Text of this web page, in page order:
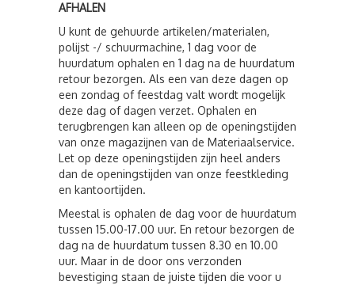
AFHALEN
U kunt de gehuurde artikelen/materialen,
polijst -/ schuurmachine, 1 dag voor de
huurdatum ophalen en 1 dag na de huurdatum
retour bezorgen. Als een van deze dagen op
een zondag of feestdag valt wordt mogelijk
deze dag of dagen verzet. Ophalen en
terugbrengen kan alleen op de openingstijden
van onze magazijnen van de Materiaalservice.
Let op deze openingstijden zijn heel anders
dan de openingstijden van onze feestkleding
en kantoortijden.
Meestal is ophalen de dag voor de huurdatum
tussen 15.00-17.00 uur. En retour bezorgen de
dag na de huurdatum tussen 8.30 en 10.00
uur. Maar in de door ons verzonden
bevestiging staan de juiste tijden die voor u